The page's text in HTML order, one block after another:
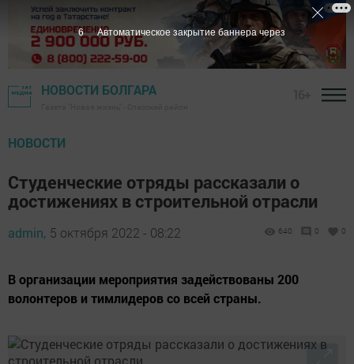
НОВОСТИ БОЛГАРА
НОВОСТИ
Студенческие отряды рассказали о
достижениях в строительной отрасли
admin, 5 октября 2022 - 08:22 640 0 0
В организации мероприятия задействованы 200
волонтеров и тимлидеров со всей страны.
5 Автоматическое закрытие баннера через